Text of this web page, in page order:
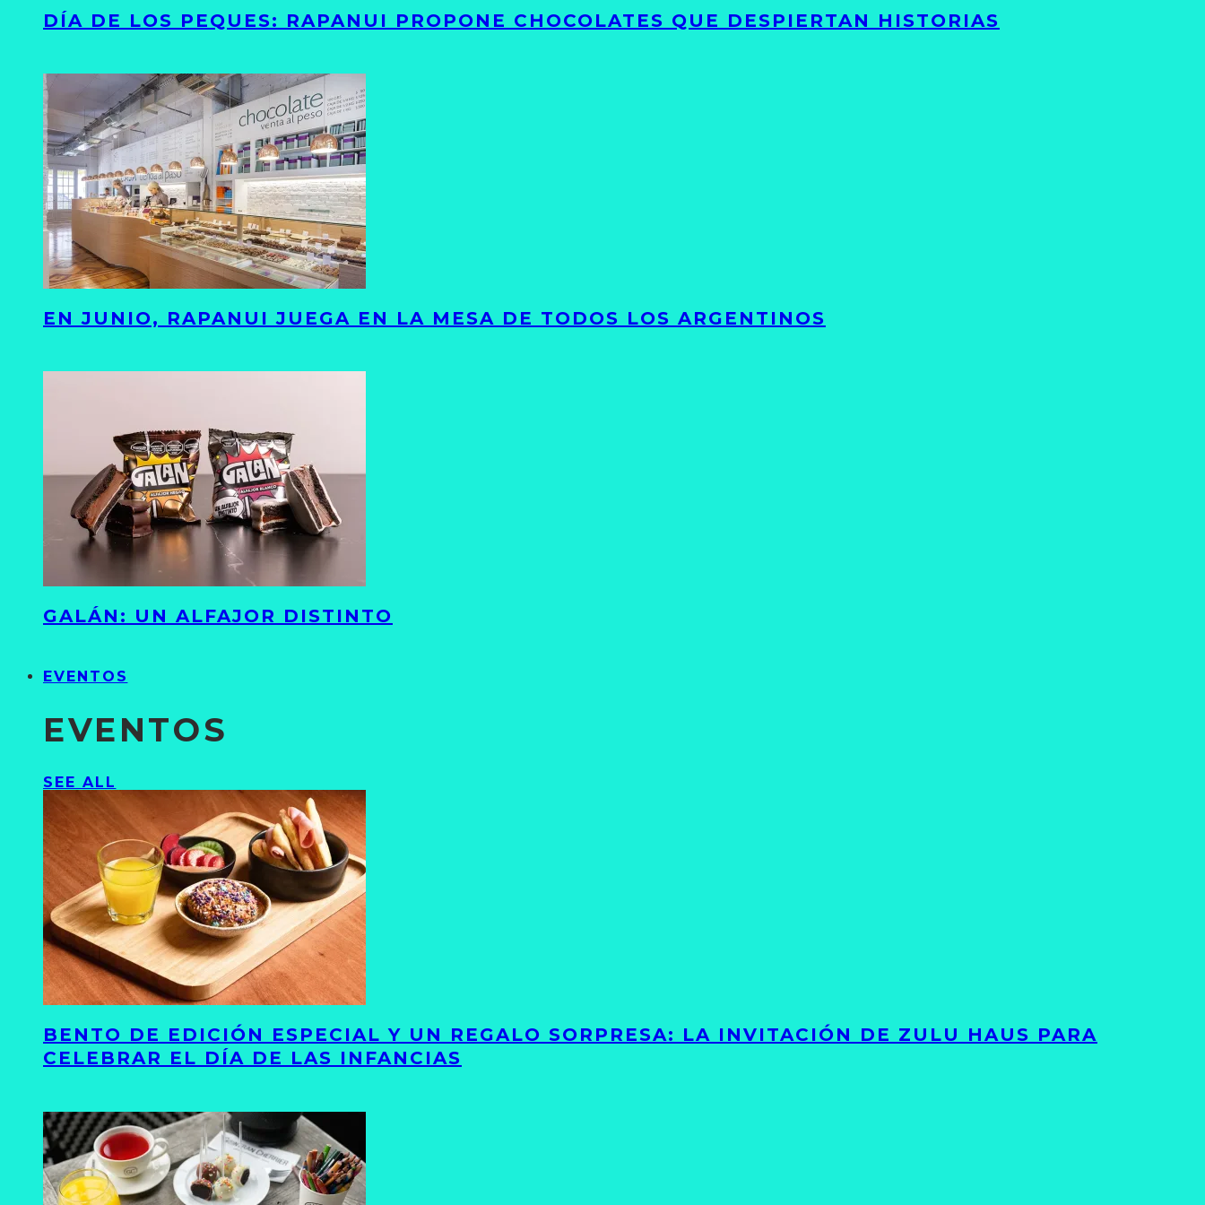
DÍA DE LOS PEQUES: RAPANUI PROPONE CHOCOLATES QUE DESPIERTAN HISTORIAS
EN JUNIO, RAPANUI JUEGA EN LA MESA DE TODOS LOS ARGENTINOS
GALÁN: UN ALFAJOR DISTINTO
EVENTOS
EVENTOS
SEE ALL
BENTO DE EDICIÓN ESPECIAL Y UN REGALO SORPRESA: LA INVITACIÓN DE ZULU HAUS PARA
CELEBRAR EL DÍA DE LAS INFANCIAS